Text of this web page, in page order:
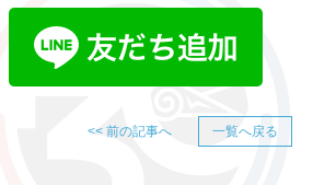
<< 前の記事へ 一覧へ戻る